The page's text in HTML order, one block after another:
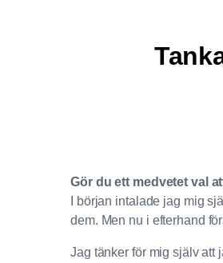
Gör du ett medvetet val
I början intalade jag mig
dem. Men nu i efterhand
Jag tänker för mig själv att